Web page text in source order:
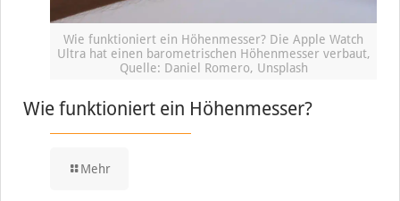
Wie funktioniert ein Höhenmesser? Die Apple Watch
Ultra hat einen barometrischen Höhenmesser verbaut,
Quelle: Daniel Romero, Unsplash
Wie funktioniert ein Höhenmesser?
Mehr